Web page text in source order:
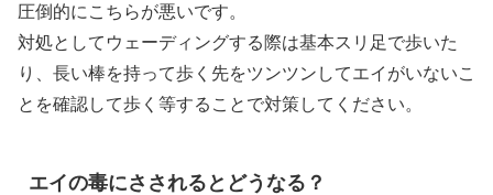
圧倒的にこちらが悪いです。
対処としてウェーディングする際は基本スリ足で歩いた
り、長い棒を持って歩く先をツンツンしてエイがいないこ
とを確認して歩く等することで対策してください。
エイの毒にさされるとどうなる？